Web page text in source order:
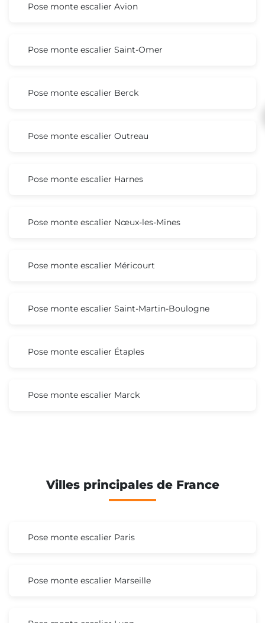
Pose monte escalier Avion
Pose monte escalier Saint-Omer
Pose monte escalier Berck
Pose monte escalier Outreau
Pose monte escalier Harnes
Pose monte escalier Nœux-les-Mines
Pose monte escalier Méricourt
Pose monte escalier Saint-Martin-Boulogne
Pose monte escalier Étaples
Pose monte escalier Marck
Villes principales de France
Pose monte escalier Paris
Pose monte escalier Marseille